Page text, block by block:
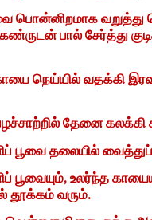
பொன்னிறமாக வறுத்து
பால்‌ சேர்த்து
நெய்யில்‌ வதக்கி இரவு
தேனை கலக்கி
பூவை தலையில்‌
பூவையும்‌, உலர்ந்த
தூக்கம்‌ வரும்‌.